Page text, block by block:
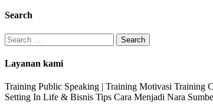
Search
Search
for:
Layanan kami
Training Public Speaking | Training Motivasi Training
Setting In Life & Bisnis Tips Cara Menjadi Nara